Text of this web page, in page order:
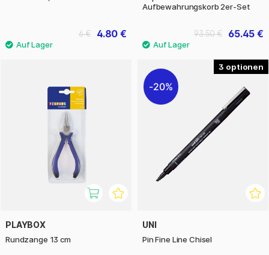
4.80 €
6 €
Aufbewahrungskorb 2er-Set
65.45 €
93.50 €
PLAYBOX
Rundzange 13 cm
3
20%
UNI
Pin Fine Line Chisel